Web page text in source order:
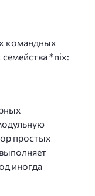
командных
*nix:
простых
иногда